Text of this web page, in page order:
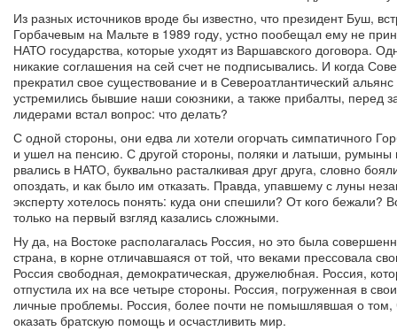
Из разных источников вроде бы известно, что президент Буш,
Горбачевым на Мальте в 1989 году, устно пообещал ему не
НАТО государства, которые уходят из Варшавского договора.
никакие соглашения на сей счет не подписывались. И когда
прекратил свое существование и в Североатлантический альянс
устремились бывшие наши союзники, а также прибалты, перед
лидерами встал вопрос: что делать?
С одной стороны, они едва ли хотели огорчать симпатичного
и ушел на пенсию. С другой стороны, поляки и латыши, румыны
рвались в НАТО, буквально расталкивая друг друга, словно
опоздать, и как было им отказать. Правда, упавшему с луны
эксперту хотелось понять: куда они спешили? От кого бежали?
только на первый взгляд казались сложными.
Ну да, на Востоке располагалась Россия, но это была
страна, в корне отличавшаяся от той, что веками прессовала
Россия свободная, демократическая, дружелюбная. Россия,
отпустила их на все четыре стороны. Россия, погруженная в
личные проблемы. Россия, более почти не помышлявшая о том,
оказать братскую помощь и осчастливить мир.